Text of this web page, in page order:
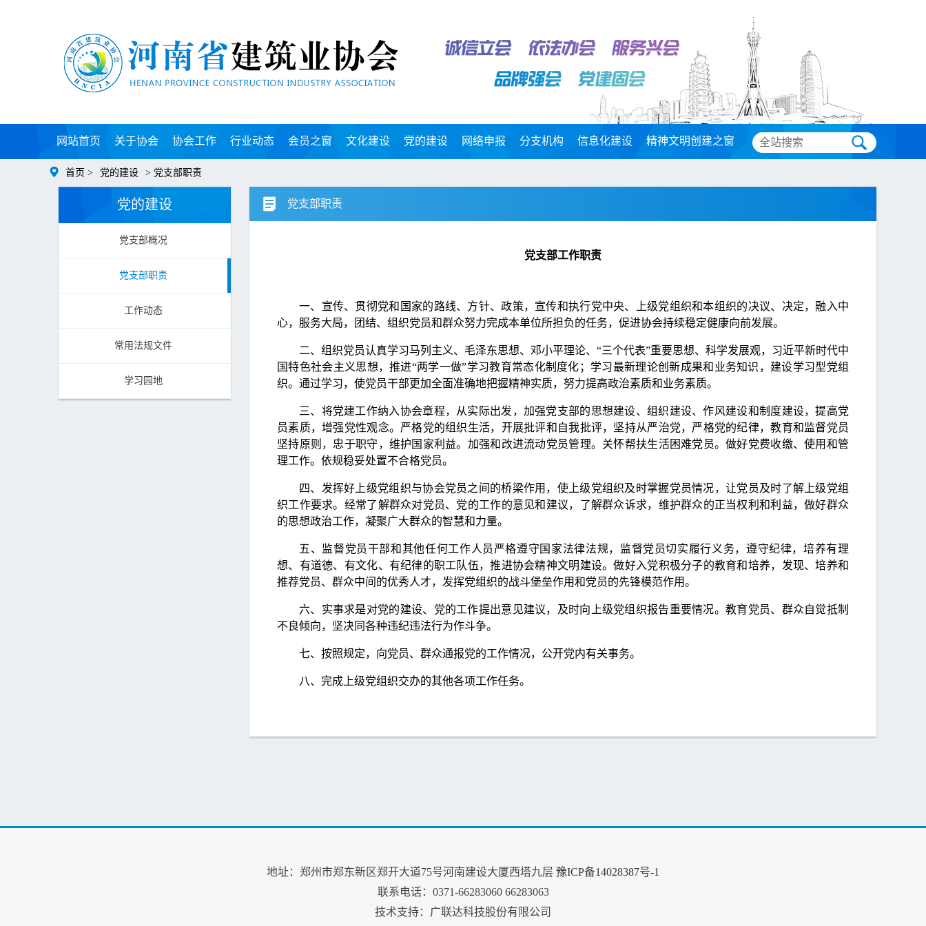
网站首页 关于协会 协会工作 行业动态 会员之窗 文化建设 党的建设 网络申报 分支机构 信息化建设 精神文明创建之窗
首页 > 党的建设 > 党支部职责
党的建设
党支部概况
党支部职责
工作动态
常用法规文件
学习园地
党支部职责
党支部工作职责
一、宣传、贯彻党和国家的路线、方针、政策，宣传和执行党中央、上级党组织和本组织的决议、决定，融入中
心，服务大局，团结、组织党员和群众努力完成本单位所担负的任务，促进协会持续稳定健康向前发展。
二、组织党员认真学习马列主义、毛泽东思想、邓小平理论、“三个代表”重要思想、科学发展观，习近平新时代中
国特色社会主义思想，推进“两学一做”学习教育常态化制度化；学习最新理论创新成果和业务知识，建设学习型党组
织。通过学习，使党员干部更加全面准确地把握精神实质，努力提高政治素质和业务素质。
三、将党建工作纳入协会章程，从实际出发，加强党支部的思想建设、组织建设、作风建设和制度建设，提高党
员素质，增强党性观念。严格党的组织生活，开展批评和自我批评，坚持从严治党，严格党的纪律，教育和监督党员
坚持原则，忠于职守，维护国家利益。加强和改进流动党员管理。关怀帮扶生活困难党员。做好党费收缴、使用和管
理工作。依规稳妥处置不合格党员。
四、发挥好上级党组织与协会党员之间的桥梁作用，使上级党组织及时掌握党员情况，让党员及时了解上级党组
织工作要求。经常了解群众对党员、党的工作的意见和建议，了解群众诉求，维护群众的正当权利和利益，做好群众
的思想政治工作，凝聚广大群众的智慧和力量。
五、监督党员干部和其他任何工作人员严格遵守国家法律法规，监督党员切实履行义务，遵守纪律，培养有理
想、有道德、有文化、有纪律的职工队伍，推进协会精神文明建设。做好入党积极分子的教育和培养，发现、培养和
推荐党员、群众中间的优秀人才，发挥党组织的战斗堡垒作用和党员的先锋模范作用。
六、实事求是对党的建设、党的工作提出意见建议，及时向上级党组织报告重要情况。教育党员、群众自觉抵制
不良倾向，坚决同各种违纪违法行为作斗争。
七、按照规定，向党员、群众通报党的工作情况，公开党内有关事务。
八、完成上级党组织交办的其他各项工作任务。
地址：郑州市郑东新区郑开大道75号河南建设大厦西塔九层 豫ICP备14028387号-1
联系电话：0371-66283060 66283063
技术支持：广联达科技股份有限公司